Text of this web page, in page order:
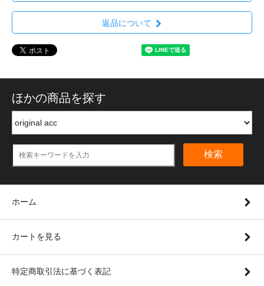
返品について
ほかの商品を探す
検索
ホーム
カートを見る
特定商取引法に基づく表記